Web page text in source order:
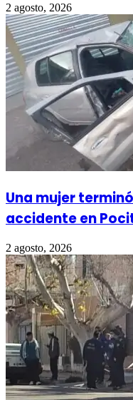
2 agosto, 2026
Una mujer
accidente en
2 agosto, 2026